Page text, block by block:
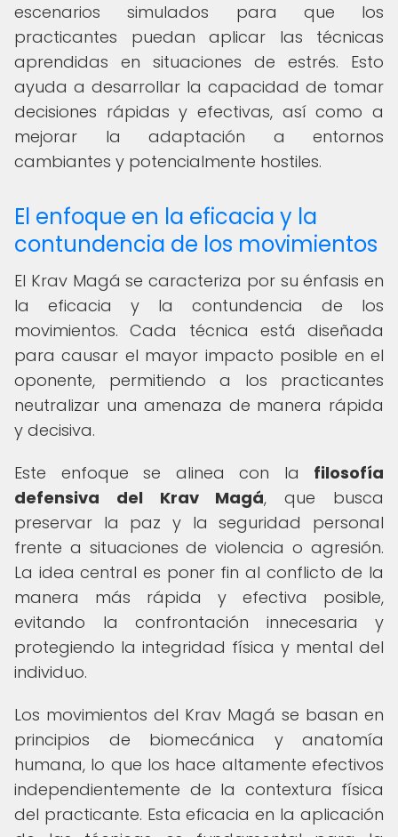
escenarios simulados para que los
practicantes puedan aplicar las técnicas
aprendidas en situaciones de estrés. Esto
ayuda a desarrollar la capacidad de tomar
decisiones rápidas y efectivas, así como a
mejorar la adaptación a entornos
cambiantes y potencialmente hostiles.
El enfoque en la eficacia y la
contundencia de los movimientos
El Krav Magá se caracteriza por su énfasis en
la eficacia y la contundencia de los
movimientos. Cada técnica está diseñada
para causar el mayor impacto posible en el
oponente, permitiendo a los practicantes
neutralizar una amenaza de manera rápida
y decisiva.
Este enfoque se alinea con la filosofía
defensiva del Krav Magá, que busca
preservar la paz y la seguridad personal
frente a situaciones de violencia o agresión.
La idea central es poner fin al conflicto de la
manera más rápida y efectiva posible,
evitando la confrontación innecesaria y
protegiendo la integridad física y mental del
individuo.
Los movimientos del Krav Magá se basan en
principios de biomecánica y anatomía
humana, lo que los hace altamente efectivos
independientemente de la contextura física
del practicante. Esta eficacia en la aplicación